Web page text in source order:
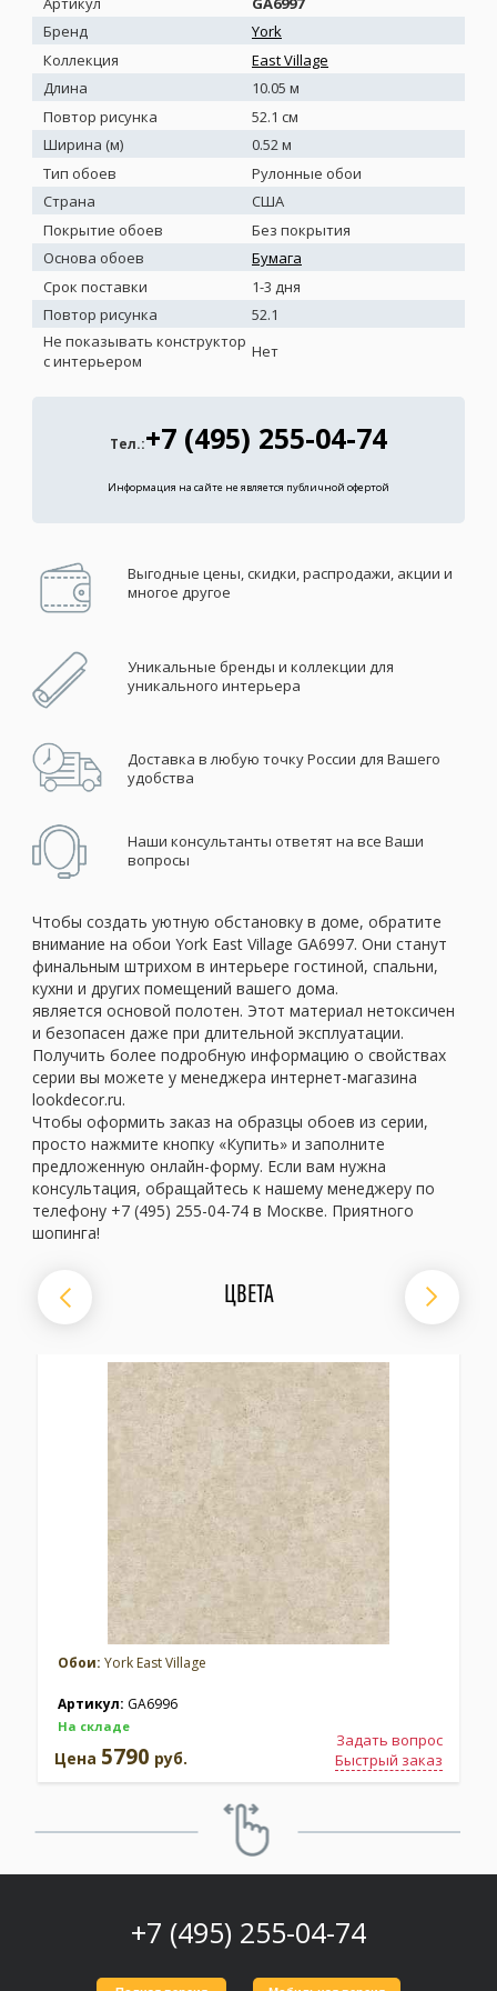
Бренд
York
Коллекция
East Village
Длина
10.05 м
Повтор рисунка
52.1 см
Ширина (м)
0.52 м
Тип обоев
Рулонные обои
Страна
США
Покрытие обоев
Без покрытия
Основа обоев
Бумага
Срок поставки
1-3 дня
Повтор рисунка
52.1
Не показывать конструктор
с интерьером
Нет
Тел.:+7 (495) 255-04-74
Информация на сайте не является публичной офертой
Выгодные цены, скидки, распродажи, акции и
многое другое
Уникальные бренды и коллекции для
уникального интерьера
Доставка в любую точку России для Вашего
удобства
Наши консультанты ответят на все Ваши
вопросы
Чтобы создать уютную обстановку в доме, обратите
внимание на обои York East Village GA6997. Они станут
финальным штрихом в интерьере гостиной, спальни,
кухни и других помещений вашего дома.
является основой полотен. Этот материал нетоксичен
и безопасен даже при длительной эксплуатации.
Получить более подробную информацию о свойствах
серии вы можете у менеджера интернет-магазина
lookdecor.ru.
Чтобы оформить заказ на образцы обоев из серии,
просто нажмите кнопку «Купить» и заполните
предложенную онлайн-форму. Если вам нужна
консультация, обращайтесь к нашему менеджеру по
телефону +7 (495) 255-04-74 в Москве. Приятного
шопинга!
ЦВЕТА
Обои: York East Village
Артикул: GA6996
На складе
Задать вопрос
Быстрый заказ
Цена 5790 руб.
+7 (495) 255-04-74